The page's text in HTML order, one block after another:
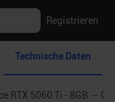
Registrieren
Technische Daten
RTX 5060 Ti - 8GB